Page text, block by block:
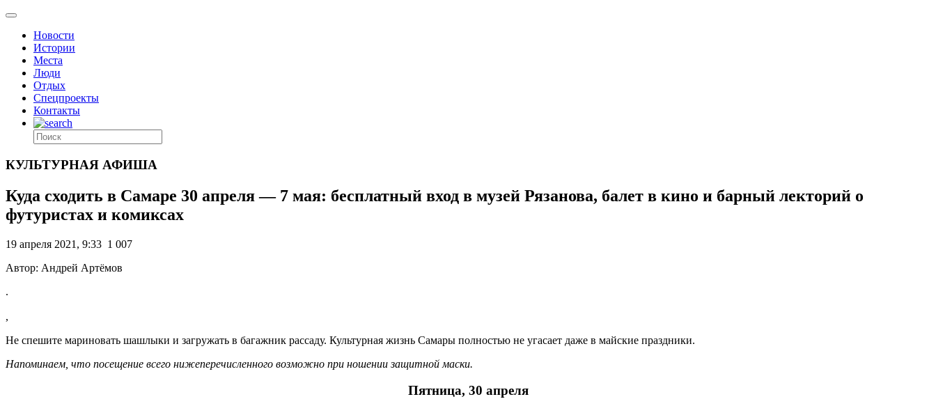
Новости
Истории
Места
Люди
Отдых
Спецпроекты
Контакты
КУЛЬТУРНАЯ АФИША
Куда сходить в Самаре 30 апреля — 7 мая: бесплатный вход в музей Рязанова, балет в кино и барный лекторий о
футуристах и комиксах
19 апреля 2021, 9:33 1 007
Автор: Андрей Артёмов
.
,
Не спешите мариновать шашлыки и загружать в багажник рассаду. Культурная жизнь Самары полностью не угасает даже в майские праздники.
Напоминаем, что посещение всего нижеперечисленного возможно при ношении защитной маски.
Пятница, 30 апреля